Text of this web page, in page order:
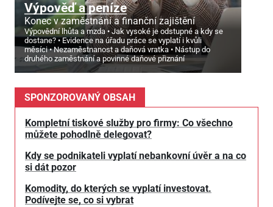
Výpověď a peníze
Konec v zaměstnání a finanční zajištění
Výpovědní lhůta a mzda
Jak vysoké je odstupné a kdy se
dostane?
Evidence na úřadu práce se vyplatí i kvůli
měsíci
Nezaměstnanost a daňová vratka
Nástup do
druhého zaměstnání a povinné daňové přiznání
SPONZOROVANÝ OBSAH
Kompletní tiskové služby pro firmy: Co všechno
můžete pohodlně delegovat?
Kdy se podnikateli vyplatí nebankovní úvěr a na co
si dát pozor
Komodity, do kterých se vyplatí investovat.
Podívejte se, co si vybrat